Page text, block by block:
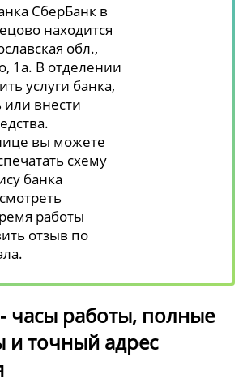
СберБанк в
находится
обл.,
1а. В отделении
услуги банка,
или внести
вы можете
схему
банка
работы
отзыв по
часы работы, полные
и точный адрес